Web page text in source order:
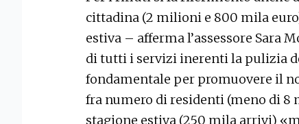
cittadina (2 milioni e 800 mila
estiva – afferma l’assessore Sara
di tutti i servizi inerenti la pulizia
fondamentale per promuovere il
fra numero di residenti (meno di 8
stagione estiva (250 mila arrivi)